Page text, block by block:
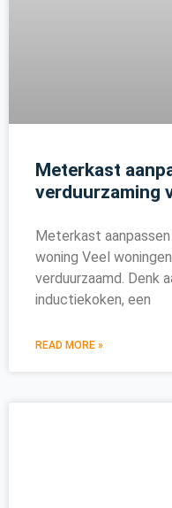
Meterkast
verduurzaming
Meterkast
woning Veel
verduurzaamd. Denk
inductiekoken, een
READ MORE »